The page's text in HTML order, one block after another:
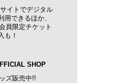
イトでデジタル
用できるほか、
員限定チケット
も！
SHOP
ズ販売中!!